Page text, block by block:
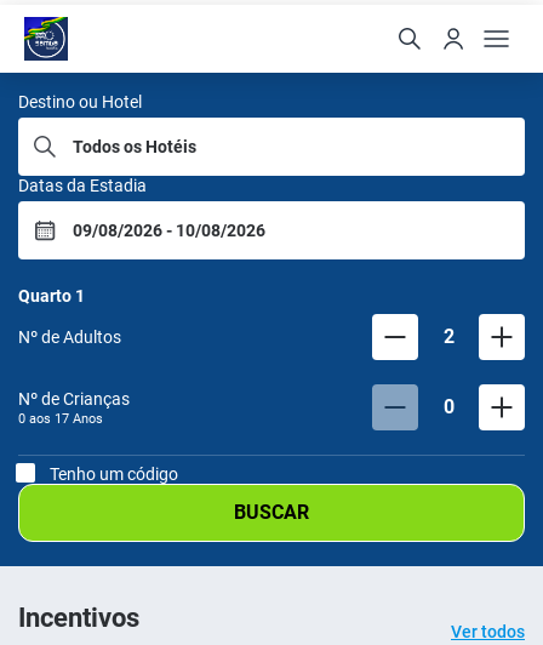
Samba Hoteis
Destino ou Hotel
Datas da Estadia
Quarto 1
Nº de Adultos 2
Nº de Crianças
0 aos 17 Anos 0
Tenho um código
BUSCAR
Incentivos Ver todos